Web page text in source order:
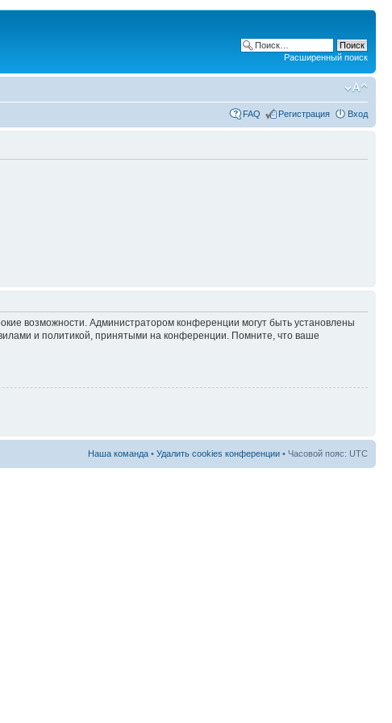
Расширенный поиск
FAQ Регистрация Вход
возможности. Администратором конференции могут быть установлены
и политикой, принятыми на конференции. Помните, что ваше
Наша команда • Удалить cookies конференции • Часовой пояс: UTC